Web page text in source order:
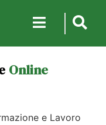
Online
e Lavoro